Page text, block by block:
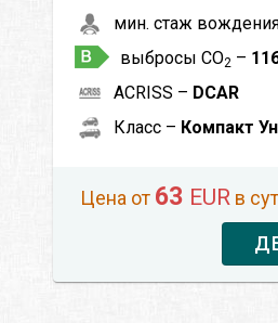
мин. стаж
выбросы CO2 –
ACRISS – DCAR
Класс – Компакт
Цена от 63 EUR в